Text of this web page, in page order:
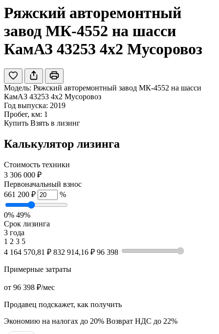
Ряжский авторемонтный
завод МК-4552 на шасси
КамАЗ 43253 4x2 Мусоровоз
Модель: Ряжский авторемонтный завод МК-4552 на шасси
КамАЗ 43253 4x2 Мусоровоз
Год выпуска: 2019
Пробег, км: 1
Купить Взять в лизинг
Калькулятор лизинга
Стоимость техники
3 306 000 ₽
Первоначальный взнос
661 200 ₽
%
0% 49%
Срок лизинга
3 года
1 2 3 5
4 164 570,81 ₽ 832 914,16 ₽ 96 398
Примерные затраты
от 96 398 ₽/мес
Продавец подскажет, как получить
Экономию на налогах до 20% Возврат НДС до 22%